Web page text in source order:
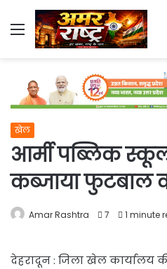
Menu
खेल
आर्मी पब्लिक
कब्जाया फुटबाल
Amar Rashtra 7 1 minute
देहरादून : जिला खेल कार्यालय